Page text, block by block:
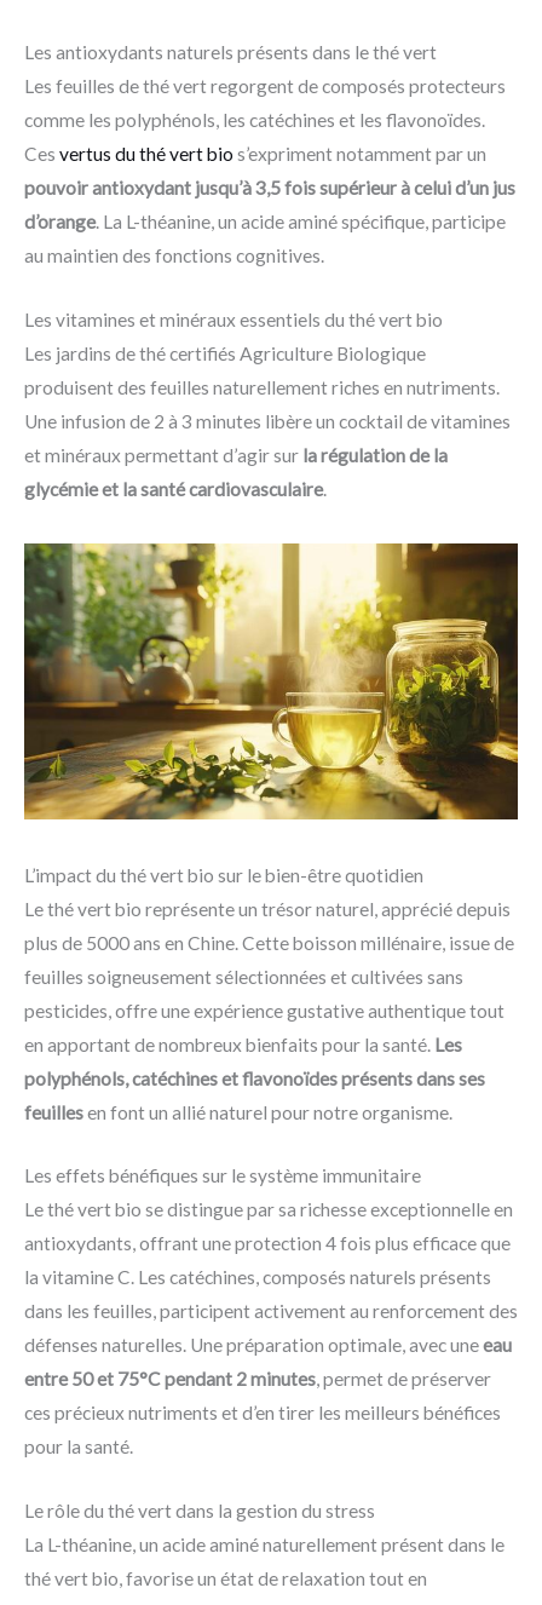
Les antioxydants naturels présents dans le thé vert
Les feuilles de thé vert regorgent de composés protecteurs
comme les polyphénols, les catéchines et les flavonoïdes.
Ces vertus du thé vert bio s’expriment notamment par un
pouvoir antioxydant jusqu’à 3,5 fois supérieur à celui d’un jus
d’orange. La L-théanine, un acide aminé spécifique, participe
au maintien des fonctions cognitives.
Les vitamines et minéraux essentiels du thé vert bio
Les jardins de thé certifiés Agriculture Biologique
produisent des feuilles naturellement riches en nutriments.
Une infusion de 2 à 3 minutes libère un cocktail de vitamines
et minéraux permettant d’agir sur la régulation de la
glycémie et la santé cardiovasculaire.
L’impact du thé vert bio sur le bien-être quotidien
Le thé vert bio représente un trésor naturel, apprécié depuis
plus de 5000 ans en Chine. Cette boisson millénaire, issue de
feuilles soigneusement sélectionnées et cultivées sans
pesticides, offre une expérience gustative authentique tout
en apportant de nombreux bienfaits pour la santé. Les
polyphénols, catéchines et flavonoïdes présents dans ses
feuillesen font un allié naturel pour notre organisme.
Les effets bénéfiques sur le système immunitaire
Le thé vert bio se distingue par sa richesse exceptionnelle en
antioxydants, offrant une protection 4 fois plus efficace que
la vitamine C. Les catéchines, composés naturels présents
dans les feuilles, participent activement au renforcement des
défenses naturelles. Une préparation optimale, avec uneeau
entre 50 et 75°C pendant 2 minutes, permet de préserver
ces précieux nutriments et d’en tirer les meilleurs bénéfices
pour la santé.
Le rôle du thé vert dans la gestion du stress
La L-théanine, un acide aminé naturellement présent dans le
thé vert bio, favorise un état de relaxation tout en